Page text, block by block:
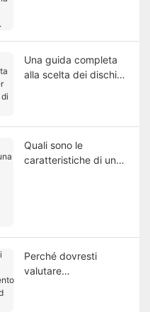
Una guida completa
alla scelta dei dischi
Quali sono le
caratteristiche di una
Perché dovresti
valutare